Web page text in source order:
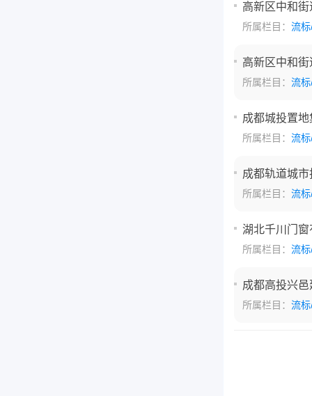
高新区中和
所属栏目： 流
高新区中和
所属栏目： 流
成都城投置
所属栏目： 流
成都轨道城
所属栏目： 流
湖北千川门
所属栏目： 流
成都高投兴
所属栏目： 流